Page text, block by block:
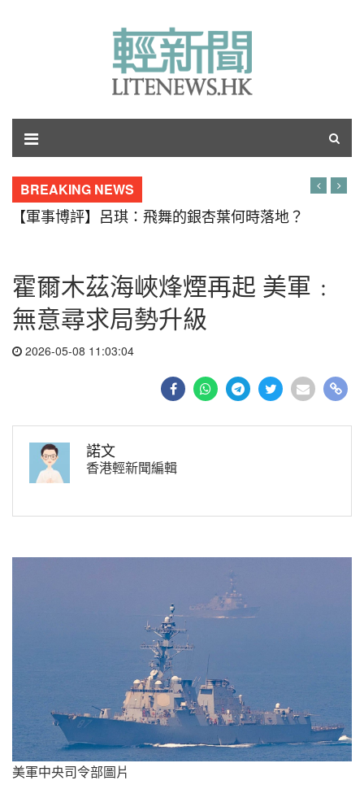
BREAKING NEWS
【軍事博評】呂琪：飛舞的銀杏葉何時落地？
霍爾木茲海峽烽煙再起 美軍﹕
無意尋求局勢升級
2026-05-08 11:03:04
諾文
香港輕新聞編輯
美軍中央司令部圖片